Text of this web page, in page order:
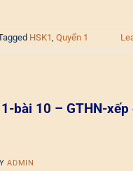
HSK1, Quyển 1
bài 10 – GTHN-
ADMIN